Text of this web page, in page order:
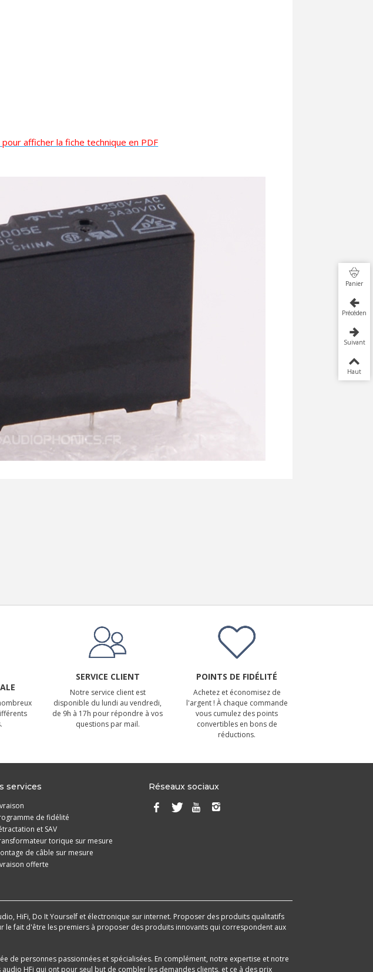
pour afficher la fiche technique en PDF
SERVICE CLIENT
Notre service client est
disponible du lundi au vendredi,
de 9h à 17h pour répondre à vos
questions par mail.
POINTS DE FIDÉLITÉ
Achetez et économisez de
l'argent ! À chaque commande
vous cumulez des points
convertibles en bons de
réductions.
services
de fidélité
et SAV
torique sur mesure
de câble sur mesure
offerte
Réseaux sociaux
HiFi, Do It Yourself et électronique sur internet. Proposer des produits qualitatifs
le fait d'être les premiers à proposer des produits innovants qui correspondent aux
personnes passionnées et spécialisées. En complément, notre expertise et notre
HFi qui ont pour seul but de combler les demandes clients, et ce à des prix
Panier
Précédent
Suivant
Haut